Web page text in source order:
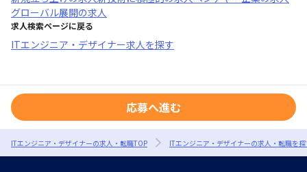
グローバル展開の求人
求人検索ページに戻る
ITエンジニア・デザイナー求人を探す
応募へ進む
ITエンジニア・デザイナーの求人・転職TOP ITエンジニア・デザイナーの求人・転職を